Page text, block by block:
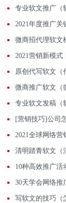
专业软文推广（
微商招代理软文
2021营销新模式
原创代写软文（
微商推广软文（
专业软文发稿（
[营销技巧]公司
2021全球网络营
清明踏青软文（
10种高效推广活
30天学会网络推
写软文的技巧（